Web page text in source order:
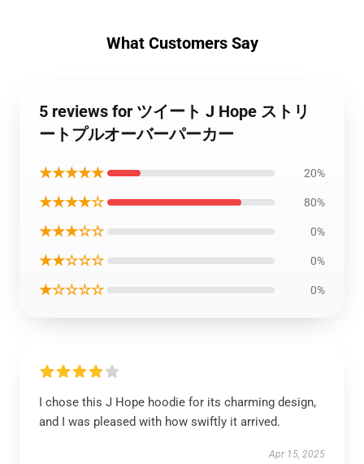
What Customers Say
5 reviews for ツイート J Hope ストリ
ートプルオーバーパーカー
★★★★★ 20%
★★★★☆ 80%
★★★☆☆ 0%
★★☆☆☆ 0%
★☆☆☆☆ 0%
I chose this J Hope hoodie for its charming design,
and I was pleased with how swiftly it arrived.
Apr 15, 2025